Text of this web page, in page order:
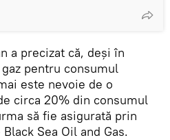
a precizat că, deși în
pentru consumul
este nevoie de o
circa 20% din consumul
să fie asigurată prin
Sea Oil and Gas.